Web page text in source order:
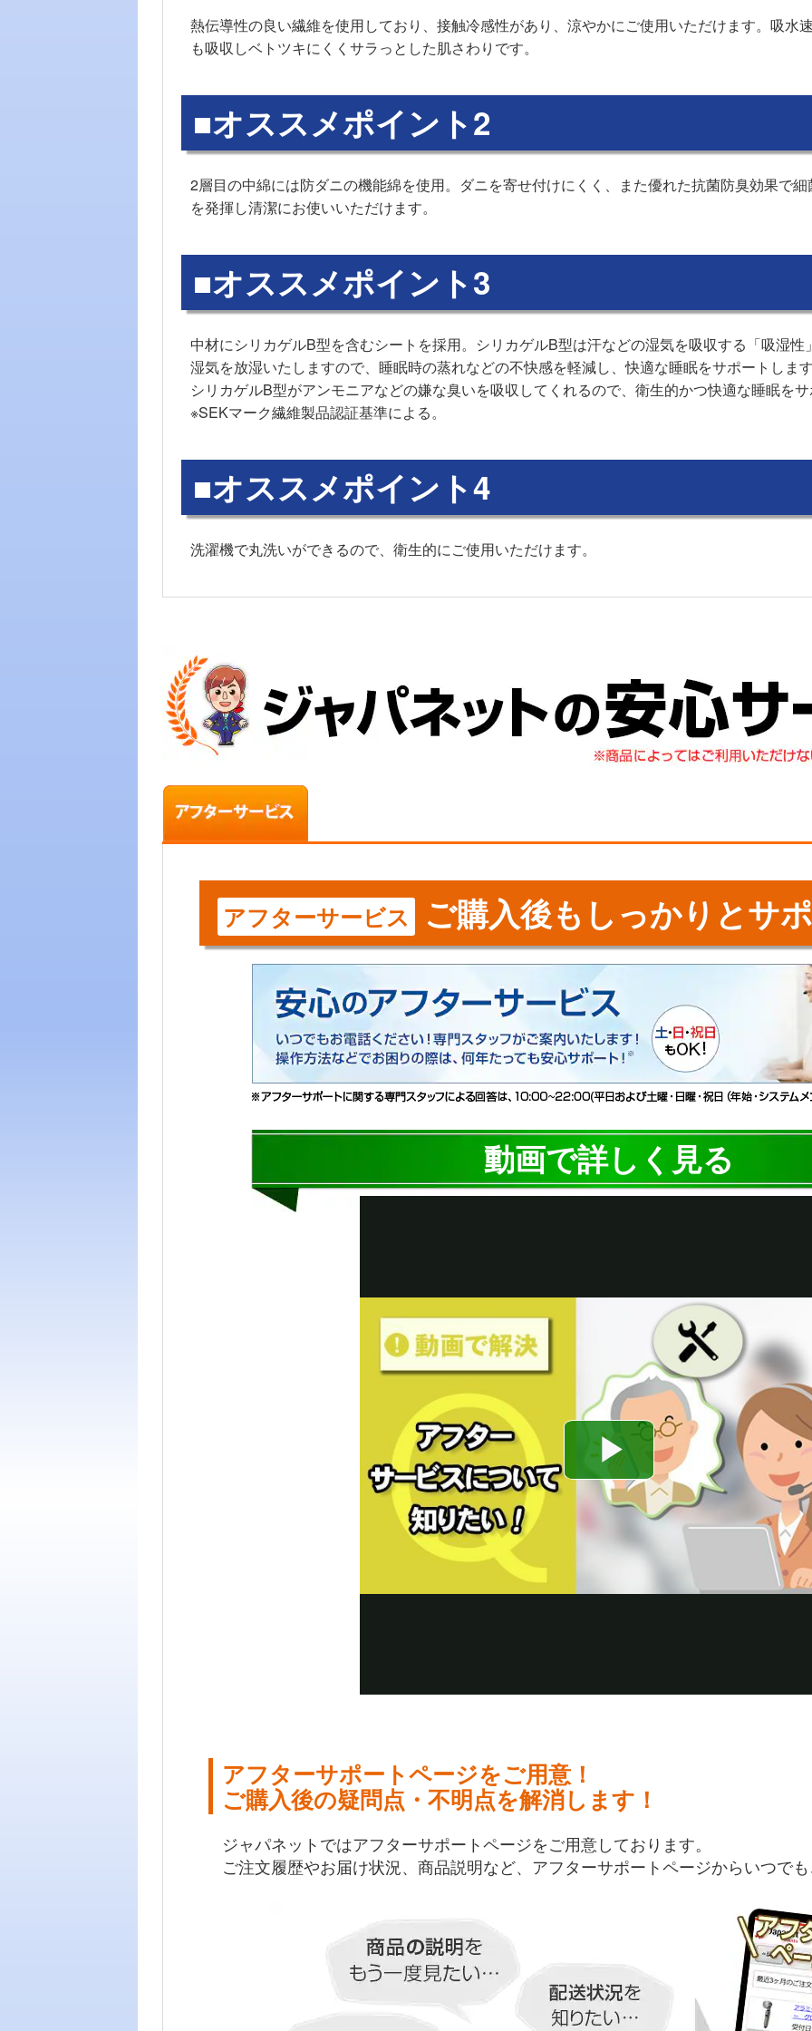
熱伝導性の良い繊維を使用しており、接触冷感性があり、涼やかにご使用いただけます。吸水
も吸収しベトツキにくくサラっとした肌さわりです。
■オススメポイント2
2層目の中綿には防ダニの機能綿を使用。ダニを寄せ付けにくく、また優れた抗菌防臭効果で
を発揮し清潔にお使いいただけます。
■オススメポイント3
中材にシリカゲルB型を含むシートを採用。シリカゲルB型は汗などの湿気を吸収する「吸湿
湿気を放湿いたしますので、睡眠時の蒸れなどの不快感を軽減し、快適な睡眠をサポートしま
シリカゲルB型がアンモニアなどの嫌な臭いを吸収してくれるので、衛生的かつ快適な睡眠を
※SEKマーク繊維製品認証基準による。
■オススメポイント4
洗濯機で丸洗いができるので、衛生的にご使用いただけます。
アフターサービス ご購入後もしっかりとサ
動画で詳しく見る
アフターサポートページをご用意！
ご購入後の疑問点・不明点を解消します！
ジャパネットではアフターサポートページをご用意しております。
ご注文履歴やお届け状況、商品説明など、アフターサポートページからいつで